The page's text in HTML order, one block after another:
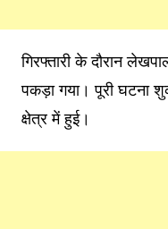
गिरफ्तारी के दौरान
पकड़ा गया। पूरी घटना
क्षेत्र में हुई।